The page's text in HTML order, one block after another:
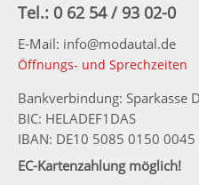
Tel.: 0 62 54 / 93 02-0
E-Mail: info@modautal.de
Öffnungs- und Sprechzeiten
Bankverbindung: Sparkasse
BIC: HELADEF1DAS
IBAN: DE10 5085 0150
EC-Kartenzahlung möglich!